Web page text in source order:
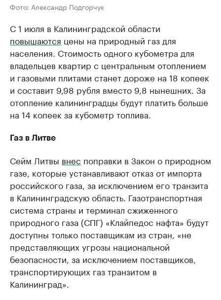
Фото: Александр Подгорчук
С 1 июля в Калининградской области
повышаются цены на природный газ для
населения. Стоимость одного кубометра для
владельцев квартир с центральным отоплением
и газовыми плитами станет дороже на 18 копеек
и составит 9,98 рубля вместо 9,8 нынешних. За
отопление калининградцы будут платить больше
на 14 копеек за кубометр топлива.
Газ в Литве
Сейм Литвы внес поправки в Закон о природном
газе, которые устанавливают отказ от импорта
российского газа, за исключением его транзита
в Калининградскую область. Газотранспортная
система страны и терминал сжиженного
природного газа (СПГ) «Клайпедос нафта» будут
доступны только поставщикам из стран, «не
представляющих угрозы национальной
безопасности, за исключением поставщиков,
транспортирующих газ транзитом в
Калининград».